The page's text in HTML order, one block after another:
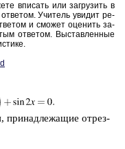
впи­сать или за­гру­зить в
Учи­тель уви­дит ре­
и смо­жет оце­нить за­
от­ве­том. Вы­став­лен­ные
при­над­ле­жа­щие от­рез­